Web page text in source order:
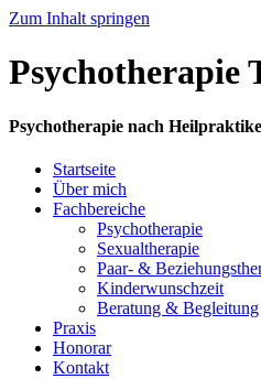
Zum Inhalt springen
Psychotherapie
Psychotherapie nach
Startseite
Über mich
Fachbereiche
Psychotherapie
Sexualtherapie
Paar- &
Kinderwunschzeit
Beratung & Begleitung
Praxis
Honorar
Kontakt